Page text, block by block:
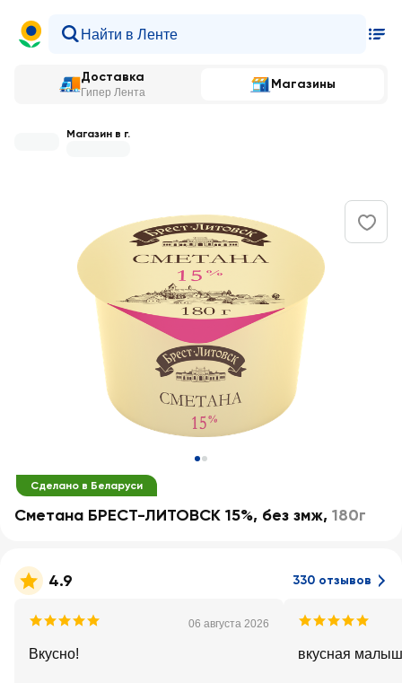
Доставка
Гипер Лента
Магазины
Магазин в г.
Сделано в Беларуси
Сметана БРЕСТ-ЛИТОВСК 15%, без змж, 180г
4.9 330 отзывов
06 августа 2026
Вкусно! вкусная